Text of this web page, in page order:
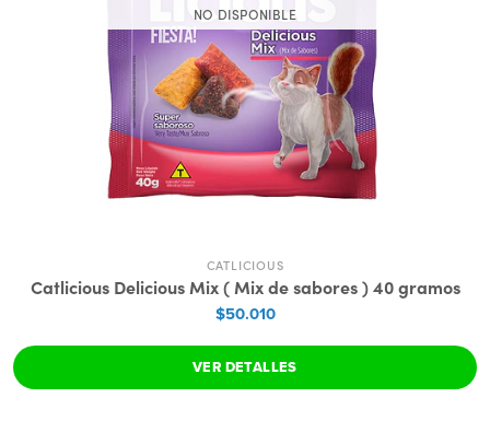
NO DISPONIBLE
CATLICIOUS
Catlicious Delicious Mix ( Mix de sabores ) 40 gramos
$50.010
VER DETALLES